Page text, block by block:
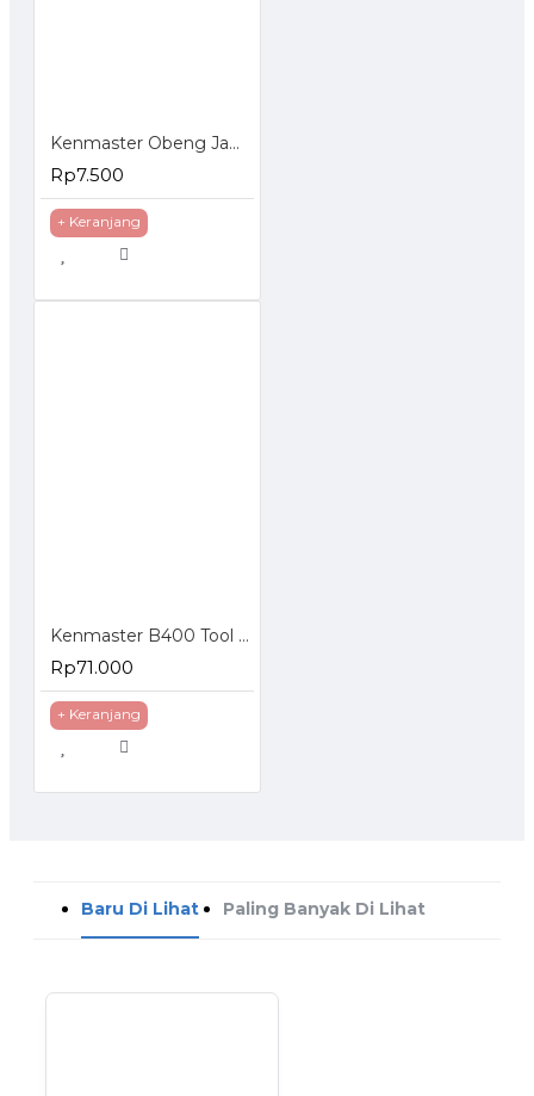
Kenmaster Obeng Jam Set 6 Pcs
Rp7.500
+ Keranjang
Kenmaster B400 Tool Box
Rp71.000
+ Keranjang
Baru Di Lihat Paling Banyak Di Lihat